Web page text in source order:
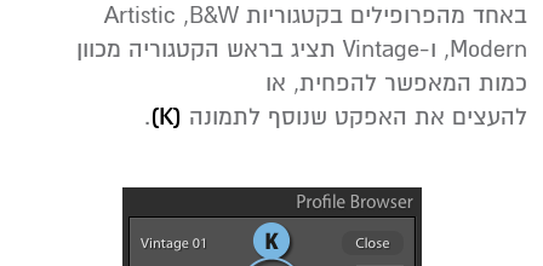
באחד מהפרופילים בקטגוריות Artistic ,B&W
,Modern ו-Vintage תציג בראש הקטגוריה מכוון
כמות המאפשר להפחית, או
להעצים את האפקט שנוסף לתמונה (K)
.